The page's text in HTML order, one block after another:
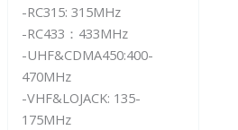
-RC315: 315MHz
-RC433：433MHz
-UHF&CDMA450:400-
470MHz
-VHF&LOJACK: 135-
175MHz